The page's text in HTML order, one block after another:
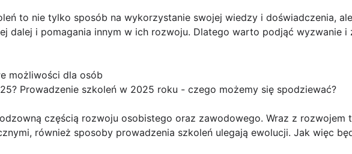
to nie tylko sposób na wykorzystanie swojej wiedzy i doświadczenia,
dalej i pomagania innym w ich rozwoju. Dlatego warto podjąć wyzwanie i
możliwości dla osób
Prowadzenie szkoleń w 2025 roku - czego możemy się spodziewać?
częścią rozwoju osobistego oraz zawodowego. Wraz z rozwojem
również sposoby prowadzenia szkoleń ulegają ewolucji. Jak więc